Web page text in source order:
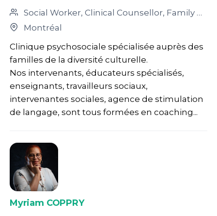
Social Worker, Clinical Counsellor, Family Mediator, Other, Psychosocial Worker, Remedial Teacher, Social Service Worker, Special Education Instructor
Montréal
Clinique psychosociale spécialisée auprès des
familles de la diversité culturelle.
Nos intervenants, éducateurs spécialisés,
enseignants, travailleurs sociaux,
intervenantes sociales, agence de stimulation
de langage, sont tous formées en coaching...
Myriam COPPRY